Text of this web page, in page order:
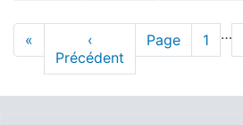
Pagination
Première
page
«
Page
précédente
‹
Précédent
Page Page
1 …